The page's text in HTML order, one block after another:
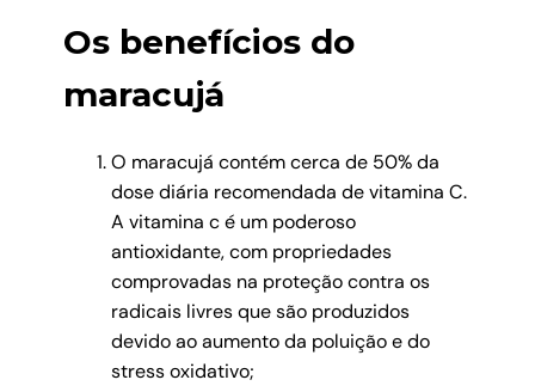
Os benefícios do
maracujá
O maracujá contém cerca de 50% da
dose diária recomendada de vitamina C.
A vitamina c é um poderoso
antioxidante, com propriedades
comprovadas na proteção contra os
radicais livres que são produzidos
devido ao aumento da poluição e do
stress oxidativo;